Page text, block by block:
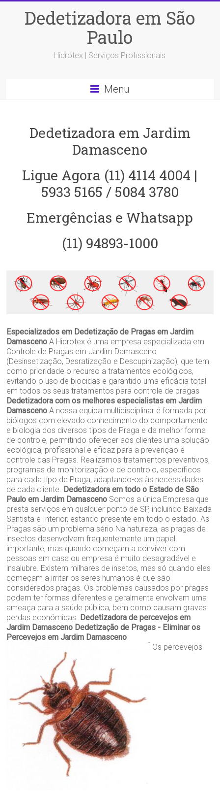
Dedetizadora em São
Paulo
Hidrotex | Serviços Profissionais
Menu
Dedetizadora em Jardim
Damasceno
Ligue Agora (11) 4114 4004 |
5933 5165 / 5084 3780
Emergências e Whatsapp
(11) 94893-1000
Especializados em Dedetização de Pragas em Jardim
Damasceno A Hidrotex é uma empresa especializada em
Controle de Pragas em Jardim Damasceno
(Desinsetização, Desratização e Descupinização), que tem
como prioridade o recurso a tratamentos ecológicos,
evitando o uso de biocidas e garantido uma eficácia total
em todos os seus tratamentos para controle de pragas
Dedetizadora com os melhores especialistas em Jardim
Damasceno A nossa equipa multidisciplinar é formada por
biólogos com elevado conhecimento do comportamento
e biologia dos diversos tipos de Praga e da melhor forma
de controle, permitindo oferecer aos clientes uma solução
ecológica, profissional e eficaz para a prevenção e
controle das Pragas. Realizamos tratamentos preventivos,
programas de monitorização e de controlo, específicos
para cada tipo de Praga, adaptando-os às necessidades
de cada cliente.
Dedetizadora em todo o Estado de São
Paulo em Jardim Damasceno Somos a única Empresa que
presta serviços em qualquer ponto de SP, incluindo Baixada
Santista e Interior, estando presente em todo o estado. As
Pragas são um problema sério Na natureza, as pragas de
insectos desenvolvem frequentemente um papel
importante, mas quando começam a conviver com
pessoas em casa ou empresa é muito desagradável e
insalubre. Existem milhares de insetos, mas só quando eles
começam a irritar os seres humanos é que são
considerados pragas. Os problemas causados por pragas
podem ter formas diferentes e geralmente envolvem uma
ameaça para a saúde pública, bem como causam graves
perdas económicas.
Dedetizadora de percevejos em
Jardim Damasceno Dedetização de Pragas - Eliminar os
Percevejos em Jardim Damasceno
Os percevejos